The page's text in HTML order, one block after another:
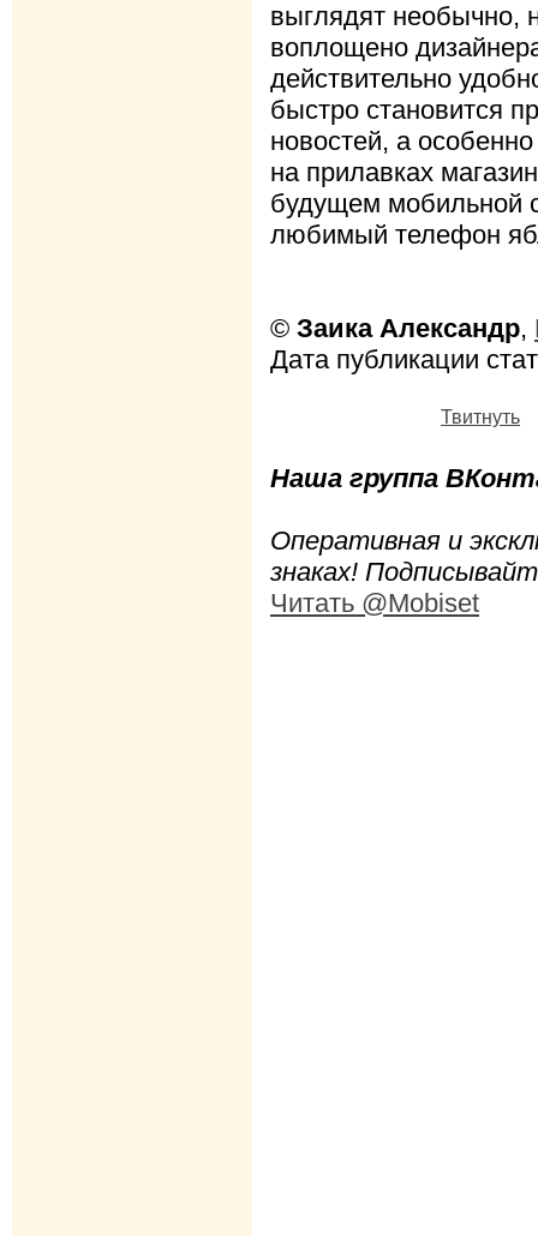
выглядят необычно,
воплощено
действительно
быстро становится
новостей, а
на прилавках
будущем мобильной
любимый телефон
© Заика Александр,
Дата публикации
Твитнуть
Наша группа
Оперативная и
знаках!
Читать @Mobiset